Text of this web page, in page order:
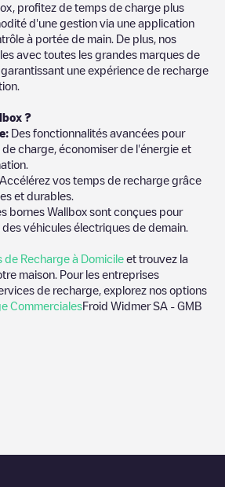
profitez de temps de charge plus
d'une gestion via une application
à portée de main. De plus, nos
avec toutes les grandes marques de
une expérience de recharge
?
Des fonctionnalités avancées pour
charge, économiser de l'énergie et
Accélérez vos temps de recharge grâce
et durables.
bornes Wallbox sont conçues pour
véhicules électriques de demain.
de Recharge à Domicile et trouvez la
maison. Pour les entreprises
de recharge, explorez nos options
CommercialesFroid Widmer SA - GMB